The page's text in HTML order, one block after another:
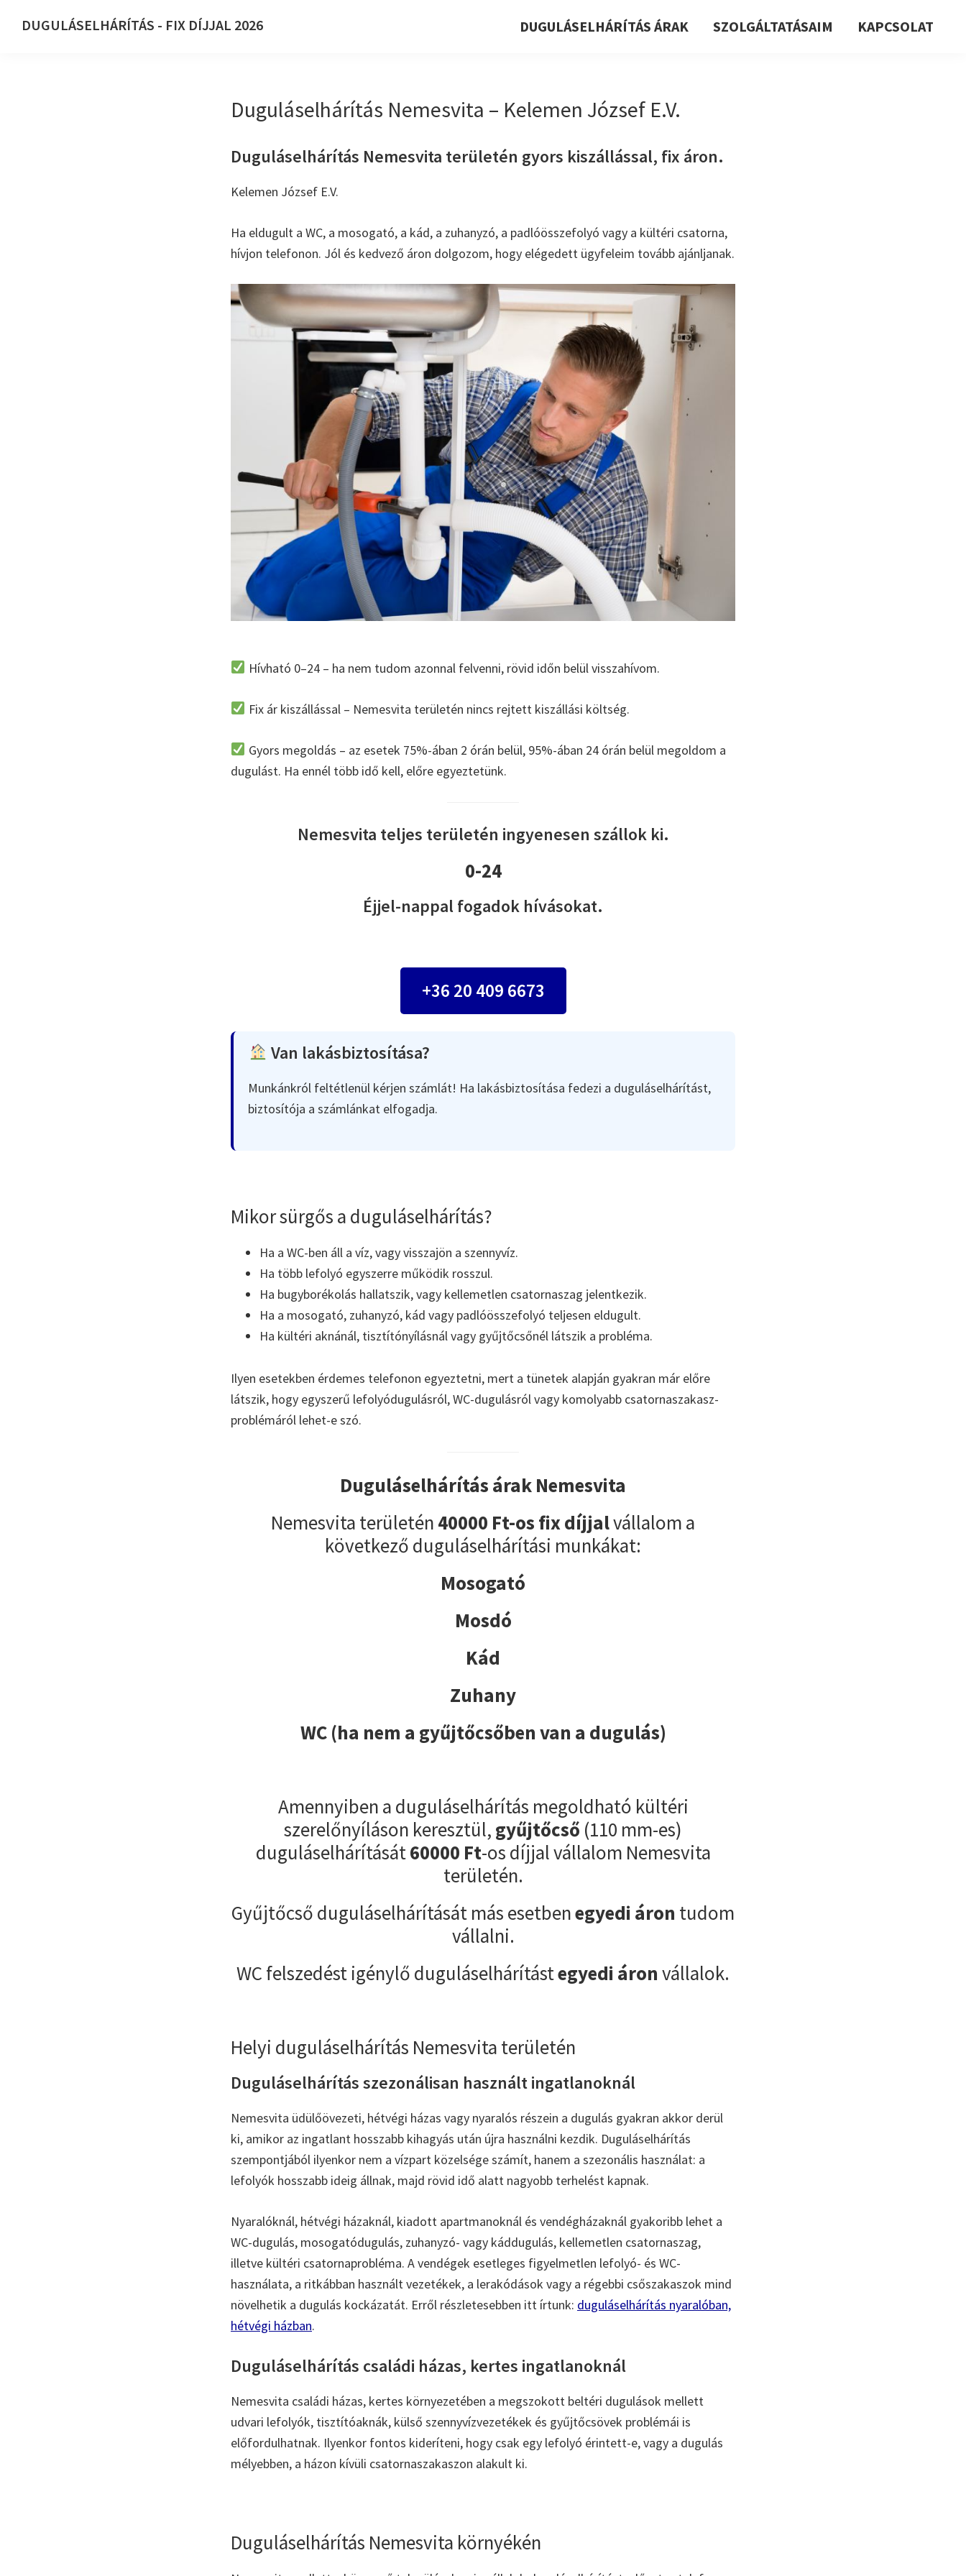
DUGULÁSELHÁRÍTÁS - FIX DÍJJAL 2026 DUGULÁSELHÁRÍTÁS ÁRAK SZOLGÁLTATÁSAIM KAPCSOLAT
Duguláselhárítás Nemesvita – Kelemen József E.V.
Duguláselhárítás Nemesvita területén gyors kiszállással, fix áron.
Kelemen József E.V.
Ha eldugult a WC, a mosogató, a kád, a zuhanyzó, a padlóösszefolyó vagy a kültéri csatorna,
hívjon telefonon. Jól és kedvező áron dolgozom, hogy elégedett ügyfeleim tovább ajánljanak.
Hívható 0–24 – ha nem tudom azonnal felvenni, rövid időn belül visszahívom.
Fix ár kiszállással – Nemesvita területén nincs rejtett kiszállási költség.
Gyors megoldás – az esetek 75%-ában 2 órán belül, 95%-ában 24 órán belül megoldom a
dugulást. Ha ennél több idő kell, előre egyeztetünk.
Nemesvita teljes területén ingyenesen szállok ki.
0-24
Éjjel-nappal fogadok hívásokat.
+36 20 409 6673
Van lakásbiztosítása?
Munkánkról feltétlenül kérjen számlát! Ha lakásbiztosítása fedezi a duguláselhárítást,
biztosítója a számlánkat elfogadja.
Mikor sürgős a duguláselhárítás?
Ha a WC-ben áll a víz, vagy visszajön a szennyvíz.
Ha több lefolyó egyszerre működik rosszul.
Ha bugyborékolás hallatszik, vagy kellemetlen csatornaszag jelentkezik.
Ha a mosogató, zuhanyzó, kád vagy padlóösszefolyó teljesen eldugult.
Ha kültéri aknánál, tisztítónyílásnál vagy gyűjtőcsőnél látszik a probléma.
Ilyen esetekben érdemes telefonon egyeztetni, mert a tünetek alapján gyakran már előre
látszik, hogy egyszerű lefolyódugulásról, WC-dugulásról vagy komolyabb csatornaszakasz-
problémáról lehet-e szó.
Duguláselhárítás árak Nemesvita
Nemesvita területén 40000 Ft-os fix díjjalvállalom a
következő duguláselhárítási munkákat:
Mosogató
Mosdó
Kád
Zuhany
WC (ha nem a gyűjtőcsőben van a dugulás)
Amennyiben a duguláselhárítás megoldható kültéri
szerelőnyíláson keresztül, gyűjtőcső (110 mm-es)
duguláselhárítását60000 Ft-os díjjal vállalom Nemesvita
területén.
Gyűjtőcső duguláselhárítását más esetbenegyedi áron tudom
vállalni.
WC felszedést igénylő duguláselhárítástegyedi áron vállalok.
Helyi duguláselhárítás Nemesvita területén
Duguláselhárítás szezonálisan használt ingatlanoknál
Nemesvita üdülőövezeti, hétvégi házas vagy nyaralós részein a dugulás gyakran akkor derül
ki, amikor az ingatlant hosszabb kihagyás után újra használni kezdik. Duguláselhárítás
szempontjából ilyenkor nem a vízpart közelsége számít, hanem a szezonális használat: a
lefolyók hosszabb ideig állnak, majd rövid idő alatt nagyobb terhelést kapnak.
Nyaralóknál, hétvégi házaknál, kiadott apartmanoknál és vendégházaknál gyakoribb lehet a
WC-dugulás, mosogatódugulás, zuhanyzó- vagy káddugulás, kellemetlen csatornaszag,
illetve kültéri csatornaprobléma. A vendégek esetleges figyelmetlen lefolyó- és WC-
használata, a ritkábban használt vezetékek, a lerakódások vagy a régebbi csőszakaszok mind
növelhetik a dugulás kockázatát. Erről részletesebben itt írtunk: duguláselhárítás nyaralóban,
hétvégi házban.
Duguláselhárítás családi házas, kertes ingatlanoknál
Nemesvita családi házas, kertes környezetében a megszokott beltéri dugulások mellett
udvari lefolyók, tisztítóaknák, külső szennyvízvezetékek és gyűjtőcsövek problémái is
előfordulhatnak. Ilyenkor fontos kideríteni, hogy csak egy lefolyó érintett-e, vagy a dugulás
mélyebben, a házon kívüli csatornaszakaszon alakult ki.
Duguláselhárítás Nemesvita környékén